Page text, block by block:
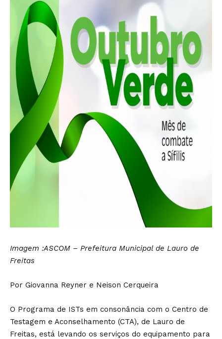
Imagem :ASCOM – Prefeitura Municipal de Lauro de
Freitas
Por Giovanna Reyner e Neison Cerqueira
O Programa de ISTs em consonância com o Centro de
Testagem e Aconselhamento (CTA), de Lauro de
Freitas, está levando os serviços do equipamento para